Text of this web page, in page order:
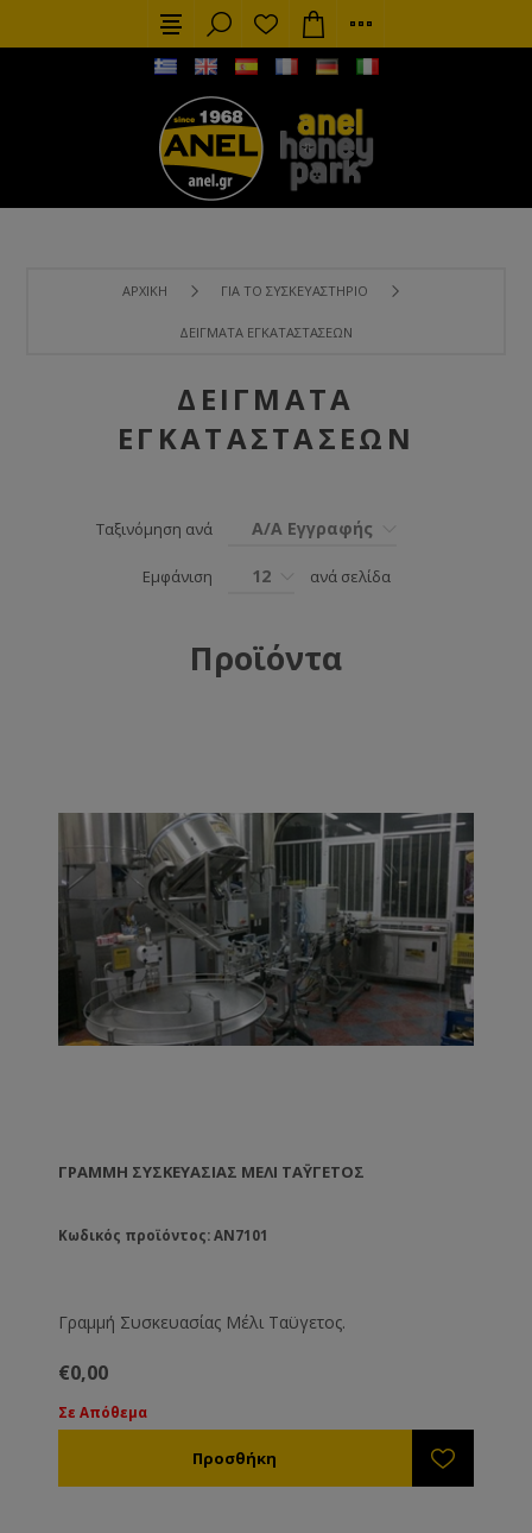
ΑΡΧΙΚΉ ΓΙΑ ΤΟ ΣΥΣΚΕΥΑΣΤΉΡΙΟ
ΔΕΊΓΜΑΤΑ ΕΓΚΑΤΑΣΤΆΣΕΩΝ
ΔΕΊΓΜΑΤΑ
ΕΓΚΑΤΑΣΤΆΣΕΩΝ
Ταξινόμηση ανά Α/Α Εγγραφής
Εμφάνιση 12 ανά σελίδα
Προϊόντα
ΓΡΑΜΜΉ ΣΥΣΚΕΥΑΣΊΑΣ ΜΈΛΙ ΤΑΫΓΕΤΟΣ
Κωδικός προϊόντος: AN7101
Γραμμή Συσκευασίας Μέλι Ταϋγετος.
€0,00
Σε Απόθεμα